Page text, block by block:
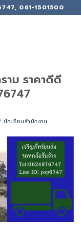
061-1501500
าม ราคาดีดี
นักเขียนสำนักงาน